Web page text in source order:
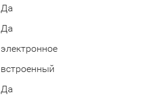
Да
Да
электронное
встроенный
Да